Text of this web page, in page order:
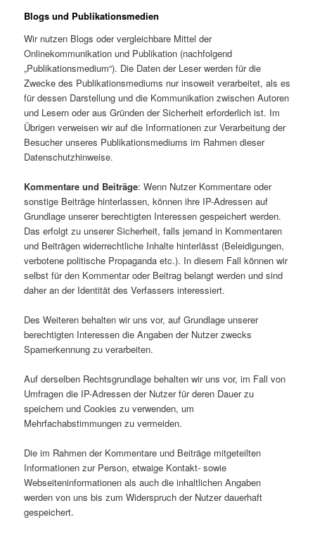
Blogs und Publikationsmedien
Wir nutzen Blogs oder vergleichbare Mittel der
Onlinekommunikation und Publikation (nachfolgend
„Publikationsmedium“). Die Daten der Leser werden für die
Zwecke des Publikationsmediums nur insoweit verarbeitet, als es
für dessen Darstellung und die Kommunikation zwischen Autoren
und Lesern oder aus Gründen der Sicherheit erforderlich ist. Im
Übrigen verweisen wir auf die Informationen zur Verarbeitung der
Besucher unseres Publikationsmediums im Rahmen dieser
Datenschutzhinweise.
Kommentare und Beiträge: Wenn Nutzer Kommentare oder
sonstige Beiträge hinterlassen, können ihre IP-Adressen auf
Grundlage unserer berechtigten Interessen gespeichert werden.
Das erfolgt zu unserer Sicherheit, falls jemand in Kommentaren
und Beiträgen widerrechtliche Inhalte hinterlässt (Beleidigungen,
verbotene politische Propaganda etc.). In diesem Fall können wir
selbst für den Kommentar oder Beitrag belangt werden und sind
daher an der Identität des Verfassers interessiert.
Des Weiteren behalten wir uns vor, auf Grundlage unserer
berechtigten Interessen die Angaben der Nutzer zwecks
Spamerkennung zu verarbeiten.
Auf derselben Rechtsgrundlage behalten wir uns vor, im Fall von
Umfragen die IP-Adressen der Nutzer für deren Dauer zu
speichern und Cookies zu verwenden, um
Mehrfachabstimmungen zu vermeiden.
Die im Rahmen der Kommentare und Beiträge mitgeteilten
Informationen zur Person, etwaige Kontakt- sowie
Webseiteninformationen als auch die inhaltlichen Angaben
werden von uns bis zum Widerspruch der Nutzer dauerhaft
gespeichert.